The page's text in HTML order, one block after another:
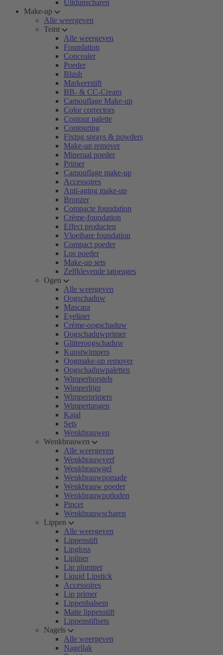
Uitdunscharen
Make-up
Alle weergeven
Teint
Alle weergeven
Foundation
Concealer
Poeder
Blush
Markeerstift
BB- & CC-Cream
Camouflage Make-up
Color correctors
Contour palette
Contouring
Fixing sprays & powders
Make-up remover
Mineraal poeder
Primer
Camouflage make-up
Accessoires
Anti-aging make-up
Bronzer
Compacte foundation
Crème-foundation
Effect producten
Vloeibare foundation
Compact poeder
Los poeder
Make-up sets
Zelfklevende tatoeages
Ogen
Alle weergeven
Oogschaduw
Mascara
Eyeliner
Crème-oogschaduw
Oogschaduwprimer
Glitteroogschaduw
Kunstwimpers
Oogmake-up remover
Oogschaduwpaletten
Wimperborstels
Wimperlijm
Wimperprimers
Wimpertangen
Kajal
Sets
Wenkbrauwen
Wenkbrauwen
Alle weergeven
Wenkbrauwverf
Wenkbrauwgel
Wenkbrauwpomade
Wenkbrauw poeder
Wenkbrauwpotloden
Pincet
Wenkbrauwscharen
Lippen
Alle weergeven
Lippenstift
Lipgloss
Lipliner
Lip plumper
Liquid Lipstick
Accessoires
Lip primer
Lippenbalsem
Matte lippenstift
Lippenstiftsets
Nagels
Alle weergeven
Nagellak